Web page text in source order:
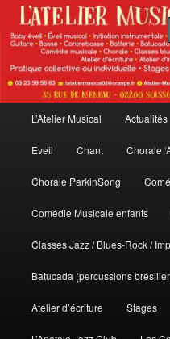
Aller
contenu
L'Atelier
L’Atelier Musical Actualités
Eveil Chant Chorale
Chorale ParkinSong
Comédie Musicale enfants
Classes Jazz / Blues-Rock /
Batucada (percussions
Atelier d’écriture Stages